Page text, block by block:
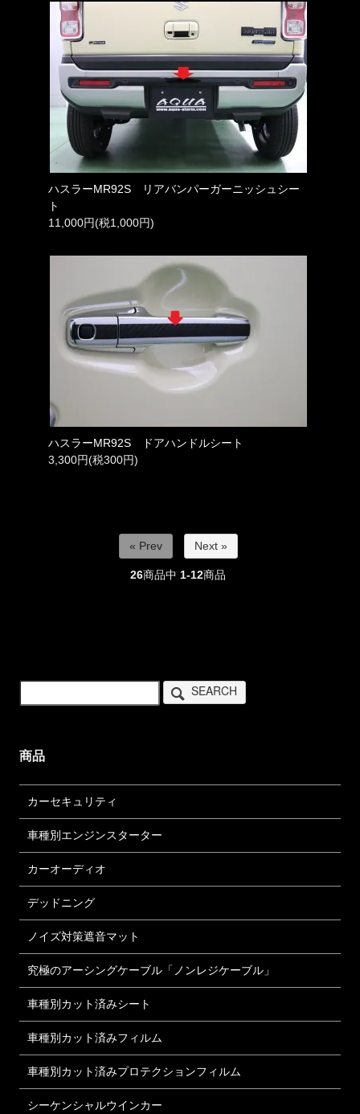
ハスラーMR92S リアバンパーガーニッシュシー
ト
11,000円(税1,000円)
ハスラーMR92S ドアハンドルシート
3,300円(税300円)
« Prev Next »
26商品中 1-12商品
SEARCH
商品
カーセキュリティ
車種別エンジンスターター
カーオーディオ
デッドニング
ノイズ対策遮音マット
究極のアーシングケーブル「ノンレジケーブル」
車種別カット済みシート
車種別カット済みフィルム
車種別カット済みプロテクションフィルム
シーケンシャルウインカー